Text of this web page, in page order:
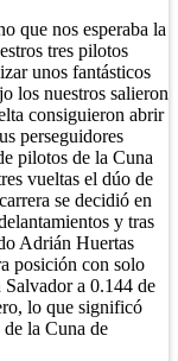
que nos esperaba la
tres pilotos
unos fantásticos
los nuestros salieron
consiguieron abrir
perseguidores
pilotos de la Cuna
vueltas el dúo de
se decidió en
y tras
Adrián Huertas
posición con solo
a 0.144 de
lo que significó
la Cuna de